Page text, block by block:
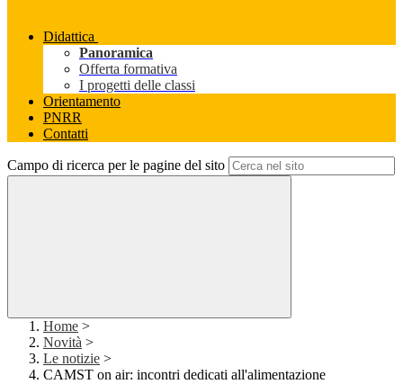
Didattica
Panoramica
Offerta formativa
I progetti delle classi
Orientamento
PNRR
Contatti
Campo di ricerca per le pagine del sito
Home >
Novità >
Le notizie >
CAMST on air: incontri dedicati all'alimentazione